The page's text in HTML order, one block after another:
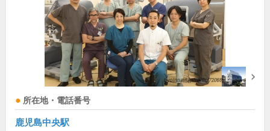
所在地・電話番号
鹿児島中央駅